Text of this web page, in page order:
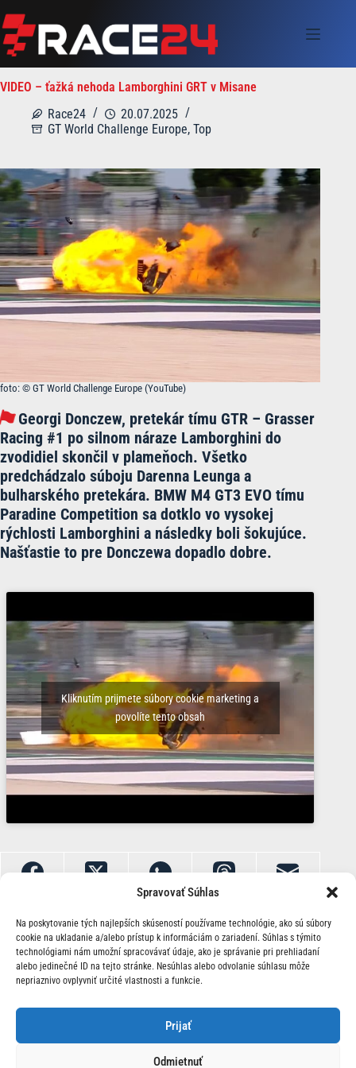
Spravovať Súhlas
Na poskytovanie tých najlepších skúseností používame technológie, ako sú súbory
cookie na ukladanie a/alebo prístup k informáciám o zariadení. Súhlas s týmito
technológiami nám umožní spracovávať údaje, ako je správanie pri prehliadaní
alebo jedinečné ID na tejto stránke. Nesúhlas alebo odvolanie súhlasu môže
nepriaznivo ovplyvniť určité vlastnosti a funkcie.
Prijať
Odmietnuť
to
content
VIDEO – ťažká nehoda Lamborghini GRT v Misane
Race24
20.07.2025
GT World Challenge Europe, Top
foto: © GT World Challenge Europe (YouTube)
Georgi Donczew, pretekár tímu GTR – Grasser
Racing #1 po silnom náraze Lamborghini do
zvodidiel skončil v plameňoch. Všetko
predchádzalo súboju Darenna Leunga a
bulharského pretekára. BMW M4 GT3 EVO tímu
Paradine Competition sa dotklo vo vysokej
rýchlosti Lamborghini a následky boli šokujúce.
Našťastie to pre Donczewa dopadlo dobre.
Kliknutím prijmete súbory cookie marketing a
povolíte tento obsah
O Nás | Kontakt